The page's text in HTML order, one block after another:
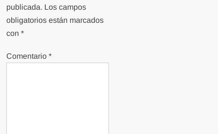
publicada. Los campos
obligatorios están marcados
con*
Comentario*